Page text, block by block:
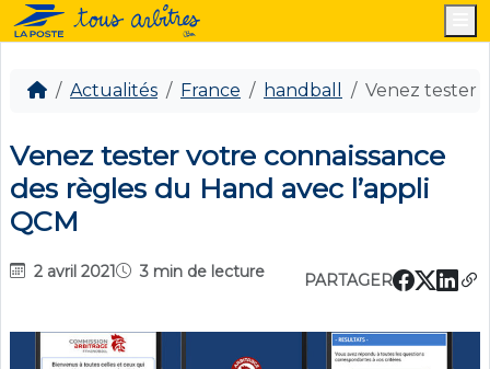
Actualités France handball Venez tester
Venez tester votre connaissance
des règles du Hand avec l’appli
QCM
2 avril 2021 3 min de lecture PARTAGER